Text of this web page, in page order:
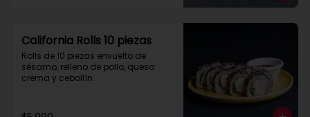
California Rolls 10 piezas
Rolls de 10 piezas envuelto de
sésamo, relleno de pollo, queso
crema y cebollín.